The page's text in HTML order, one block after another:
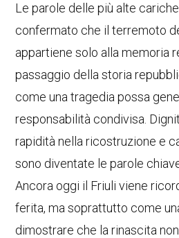
Le parole delle più alte
confermato che il terremoto
appartiene solo alla memoria
passaggio della storia
come una tragedia possa
responsabilità condivisa.
rapidità nella ricostruzione e
sono diventate le parole
Ancora oggi il Friuli viene
ferita, ma soprattutto come
dimostrare che la rinascita